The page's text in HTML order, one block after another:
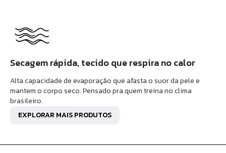
Secagem rápida, tecido que respira no calor
Alta capacidade de evaporação que afasta o suor da pele e
mantem o corpo seco. Pensado pra quem treina no clima
brasileiro.
EXPLORAR MAIS PRODUTOS